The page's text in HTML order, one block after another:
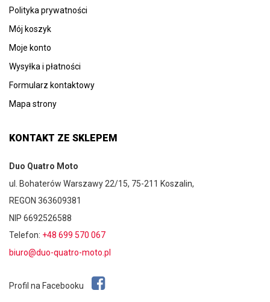
Polityka prywatności
Mój koszyk
Moje konto
Wysyłka i płatności
Formularz kontaktowy
Mapa strony
KONTAKT ZE SKLEPEM
Duo Quatro Moto
ul. Bohaterów Warszawy 22/15, 75-211 Koszalin,
REGON 363609381
NIP 6692526588
Telefon: +48 699 570 067
biuro@duo-quatro-moto.pl
Profil na Facebooku